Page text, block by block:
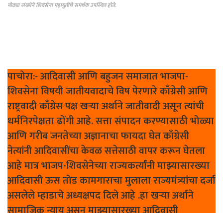
मोठ्या संख्येने शिवसेना महायुतीचे समर्थक उपस्थित होते.
पाचोरा:- आदिवासी आणि बहुजन समाजात भाजपा-
शिवसेना विषयी जातीयवादाचे विष पेरणारे काँग्रेसी आणि
राष्ट्रवादी काँग्रेस पक्ष खऱ्या अर्थाने जातीवादी असून त्यांची
धर्मनिरपेक्षता ढोंगी आहे. सत्ता संपादन करण्यासाठी भोळ्या
आणि गरीब जनतेच्या अज्ञानाचा फायदा घेत काँग्रेसी
नेत्यांनी आदिवासींचा केवळ सत्तेसाठी वापर करून घेतला
आहे मात्र भाजप-शिवसेनेच्या राज्यकर्त्यांनी माझ्यासारख्या
आदिवासी ऊस तोड कामगाराचा मुलाला राज्यमंत्र्यांचा दर्जा
असलेले म्हाडाचे अध्यक्षपद दिले आहे .हा खऱ्या अर्थाने